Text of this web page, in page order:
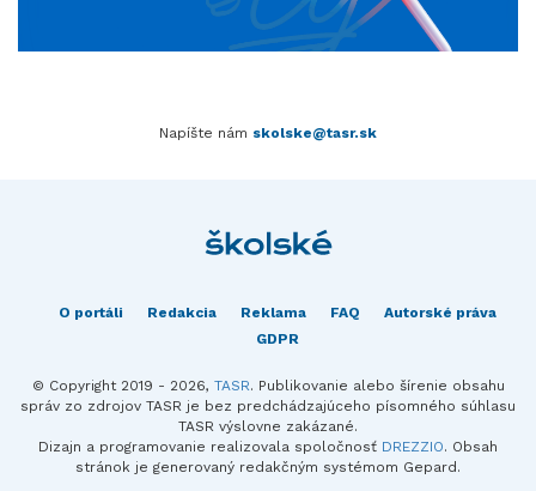
Napíšte nám skolske@tasr.sk
O portáli Redakcia Reklama FAQ
Autorské práva
GDPR
© Copyright 2019 - 2026, TASR. Publikovanie alebo šírenie obsahu
správ zo zdrojov TASR je bez predchádzajúceho písomného súhlasu
TASR výslovne zakázané.
Dizajn a programovanie realizovala spoločnosť DREZZIO. Obsah
stránok je generovaný redakčným systémom Gepard.